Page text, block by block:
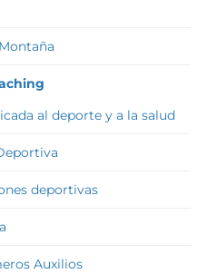
al deporte y a la salud
deportivas
Auxilios